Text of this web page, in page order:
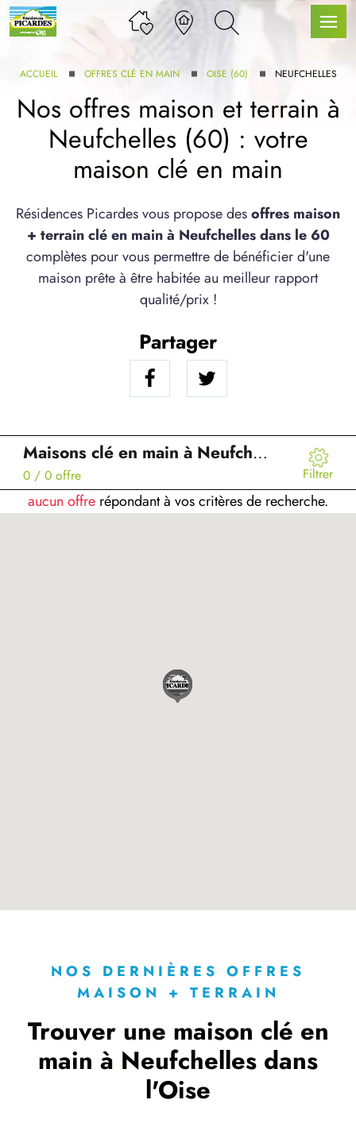
GAMME
SERVICE BDL EXTENSION
ACCUEIL OFFRES CLÉ EN MAIN OISE (60) NEUFCHELLES
Nos offres maison et terrain à
Neufchelles (60) : votre
maison clé en main
Résidences Picardes vous propose desoffres maison
+ terrain clé en main à Neufchelles dans le 60
complètes pour vous permettre de bénéficier d'une
maison prête à être habitée au meilleur rapport
qualité/prix !
Partager
Maisons clé en main à Neufchelles (60)
0 / 0 offre Filtrer
aucun offre répondant à vos critères de recherche.
NOS DERNIÈRES OFFRES
MAISON + TERRAIN
Trouver une maison clé en
main à Neufchelles dans
l'Oise